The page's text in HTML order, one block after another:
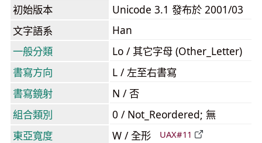
初始版本
Unicode 3.1 發布於 2001/03
文字語系
Han
一般分類
Lo / 其它字母 (Other_Letter)
書寫方向
L / 左至右書寫
書寫鏡射
N / 否
組合類別
0 / Not_Reordered; 無
東亞寬度
W / 全形 UAX#11